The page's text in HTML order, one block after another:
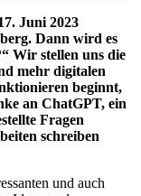
Juni 2023
Dann wird es
Wir stellen uns die
mehr digitalen
beginnt,
an ChatGPT, ein
Fragen
schreiben
und auch